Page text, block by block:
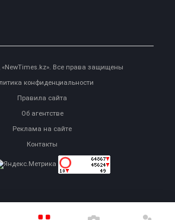
«NewTimes.kz». Все права защищены
конфиденциальности
Правила сайта
Об агентстве
Реклама на сайте
Контакты